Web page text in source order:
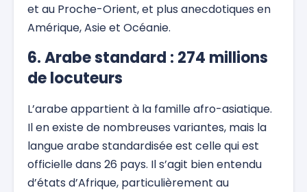
et au Proche-Orient, et plus anecdotiques en
Amérique, Asie et Océanie.
6. Arabe standard : 274 millions
de locuteurs
L’arabe appartient à la famille afro-asiatique.
Il en existe de nombreuses variantes, mais la
langue arabe standardisée est celle qui est
officielle dans 26 pays. Il s’agit bien entendu
d’états d’Afrique, particulièrement au